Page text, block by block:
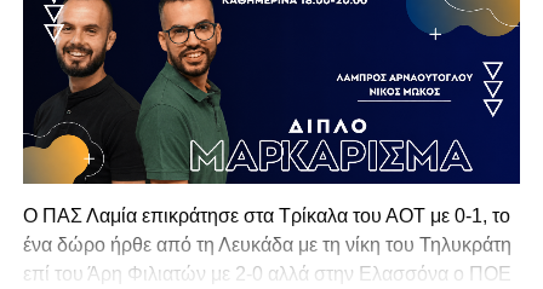
Ο ΠΑΣ Λαμία επικράτησε στα Τρίκαλα του ΑΟΤ με 0-1, το
ένα δώρο ήρθε από τη Λευκάδα με τη νίκη του Τηλυκράτη
επί του Άρη Φιλιατών με 2-0 αλλά στην Ελασσόνα ο ΠΟΕ